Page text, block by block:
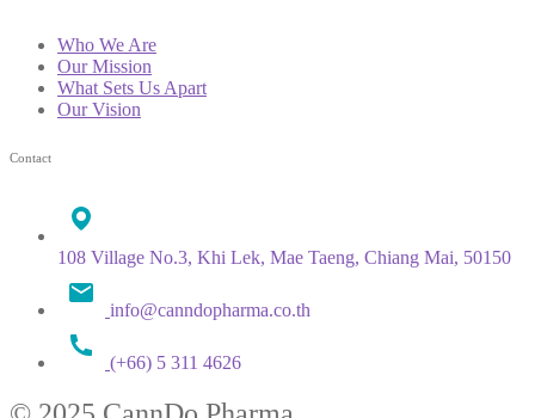
Who We Are
Our Mission
What Sets Us Apart
Our Vision
Contact
108 Village No.3, Khi Lek, Mae Taeng, Chiang Mai, 50150
info@canndopharma.co.th
(+66) 5 311 4626